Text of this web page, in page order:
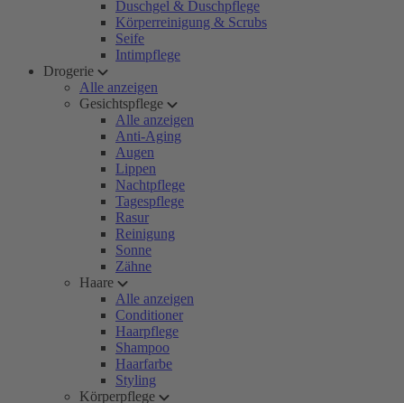
Duschgel & Duschpflege
Körperreinigung & Scrubs
Seife
Intimpflege
Drogerie
Alle anzeigen
Gesichtspflege
Alle anzeigen
Anti-Aging
Augen
Lippen
Nachtpflege
Tagespflege
Rasur
Reinigung
Sonne
Zähne
Haare
Alle anzeigen
Conditioner
Haarpflege
Shampoo
Haarfarbe
Styling
Körperpflege